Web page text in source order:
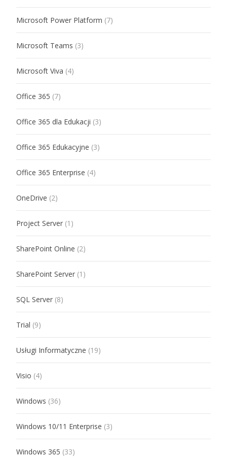
Microsoft Power Platform (7)
Microsoft Teams (3)
Microsoft Viva (4)
Office 365 (7)
Office 365 dla Edukacji (3)
Office 365 Edukacyjne (3)
Office 365 Enterprise (4)
OneDrive (2)
Project Server (1)
SharePoint Online (2)
SharePoint Server (1)
SQL Server (8)
Trial (9)
Usługi Informatyczne (19)
Visio (4)
Windows (36)
Windows 10/11 Enterprise (3)
Windows 365 (33)